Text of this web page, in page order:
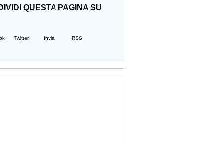
QUESTA PAGINA SU
Twitter Invia RSS